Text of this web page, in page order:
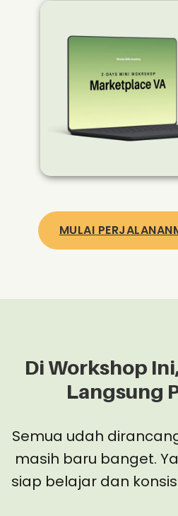
MULAI
Di Workshop
Langsung
Semua udah
masih baru banget.
siap belajar dan